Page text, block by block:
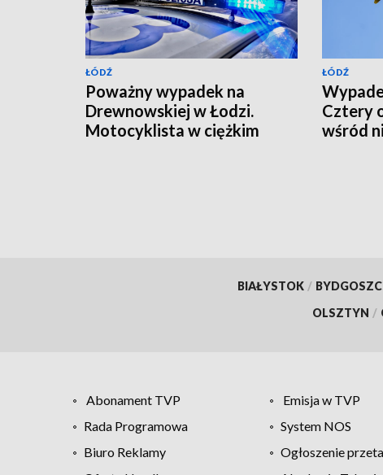
ŁÓDŹ
Poważny wypadek na
Drewnowskiej w Łodzi.
Motocyklista w ciężkim
ŁÓDŹ
Cztery
wśród
BIAŁYSTOK /
OLSZTYN /
Abonament TVP Emisja w TVP
Rada Programowa
System NOS
Biuro Reklamy
Ogłoszenie